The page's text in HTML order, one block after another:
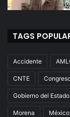
TAGS
Accidente
CNTE
Gobierno del
Morena México